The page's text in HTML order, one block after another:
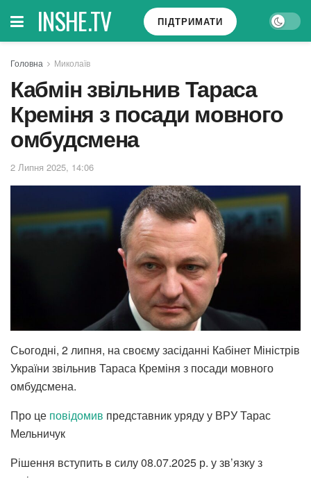
INSHE.TV ПІДТРИМАТИ
Головна Миколаїв
Кабмін звільнив Тараса
Креміня з посади мовного
омбудсмена
2 Липня 2025, 14:06
Сьогодні, 2 липня, на своєму засіданні Кабінет Міністрів
України звільнив Тараса Креміня з посади мовного
омбудсмена.
Про це повідомив представник уряду у ВРУ Тарас
Мельничук
Рішення вступить в силу 08.07.2025 р. у зв’язку з